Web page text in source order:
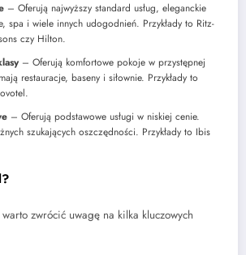
– Oferują najwyższy standard usług, eleganckie
spa i wiele innych udogodnień. Przykłady to Ritz-
czy Hilton.
– Oferują komfortowe pokoje w przystępnej
restauracje, baseny i siłownie. Przykłady to
– Oferują podstawowe usługi w niskiej cenie.
szukających oszczędności. Przykłady to Ibis
zwrócić uwagę na kilka kluczowych